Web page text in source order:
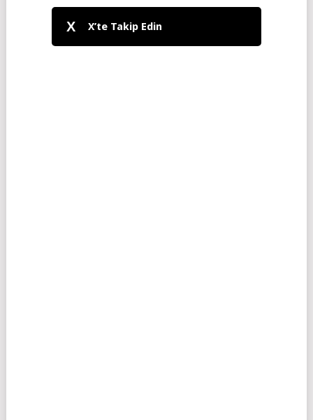
X X’te Takip Edin